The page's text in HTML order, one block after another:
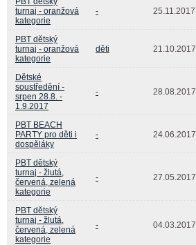
turnaj - oranžová
kategorie
- 25.11.2017
PBT dětský
turnaj - oranžová
kategorie
děti 21.10.2017
Dětské
soustředění -
srpen 28.8. -
1.9.2017
- 28.08.2017
PBT BEACH
PARTY pro děti i
dospěláky
- 24.06.2017
PBT dětský
turnaj - žlutá,
červená, zelená
kategorie
- 27.05.2017
PBT dětský
turnaj - žlutá,
červená, zelená
kategorie
- 04.03.2017